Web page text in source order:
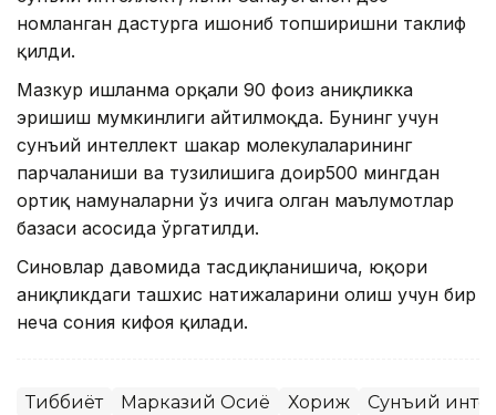
номланган дастурга ишониб топширишни таклиф
қилди.
Мазкур ишланма орқали 90 фоиз аниқликка
эришиш мумкинлиги айтилмоқда. Бунинг учун
сунъий интеллект шакар молекулаларининг
парчаланиши ва тузилишига доир500 мингдан
ортиқ намуналарни ўз ичига олган маълумотлар
базаси асосида ўргатилди.
Синовлар давомида тасдиқланишича, юқори
аниқликдаги ташхис натижаларини олиш учун бир
неча сония кифоя қилади.
Тиббиёт Марказий Осиё Хориж Сунъий